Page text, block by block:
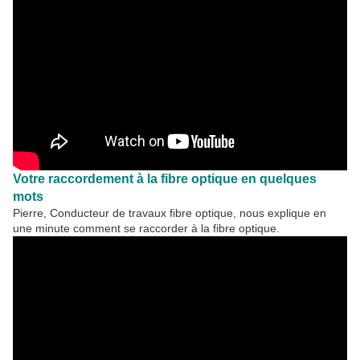
Votre raccordement à la fibre optique en quelques
mots
Pierre, Conducteur de travaux fibre optique, nous explique en
une minute comment se raccorder à la fibre optique.